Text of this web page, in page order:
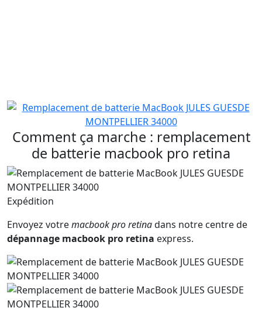
Comment ça marche : remplacement
de batterie macbook pro retina
Expédition
Envoyez votremacbook pro retinadans notre centre de
dépannage macbook pro retina express.